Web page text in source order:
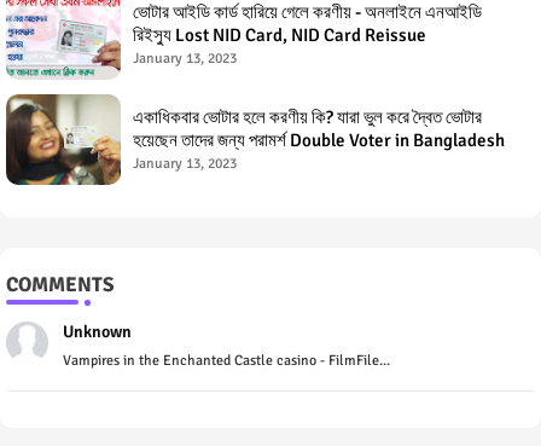
ভোটার আইডি কার্ড হারিয়ে গেলে করণীয় - অনলাইনে এনআইডি
রিইস্যু Lost NID Card, NID Card Reissue
January 13, 2023
একাধিকবার ভোটার হলে করণীয় কি? যারা ভুল করে দ্বৈত ভোটার
হয়েছেন তাদের জন্য পরামর্শ Double Voter in Bangladesh
January 13, 2023
COMMENTS
Unknown
Vampires in the Enchanted Castle casino - FilmFile...